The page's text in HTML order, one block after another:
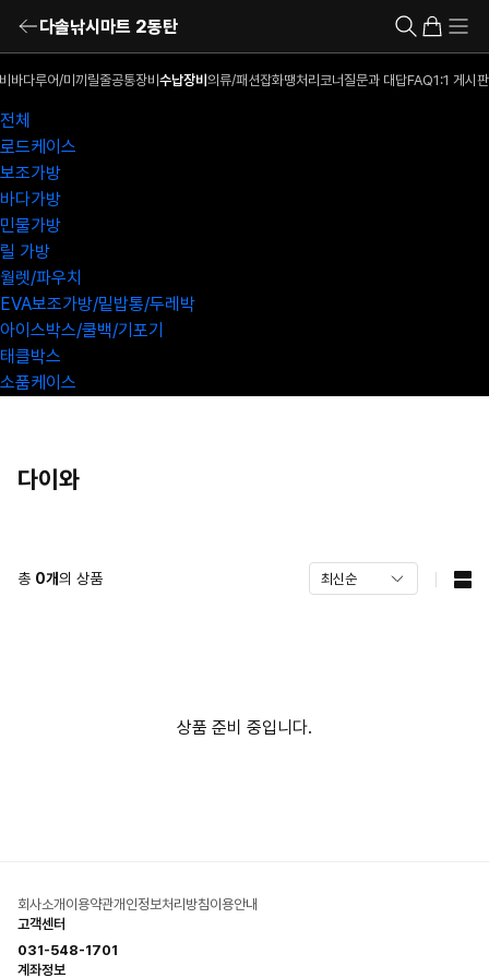
다솔낚시마트 2동탄
바다루어/미끼 릴줄공통장비 수납장비 의류/패션잡화땡처리코너 질문과 대답FAQ1:1 게시판
전체
로드케이스
보조가방
바다가방
민물가방
릴 가방
월렛/파우치
EVA보조가방/밑밥통/두레박
아이스박스/쿨백/기포기
태클박스
소품케이스
다이와
총 0개의 상품
상품 준비 중입니다.
회사소개 이용약관개인정보처리방침이용안내
고객센터
031-548-1701
계좌정보